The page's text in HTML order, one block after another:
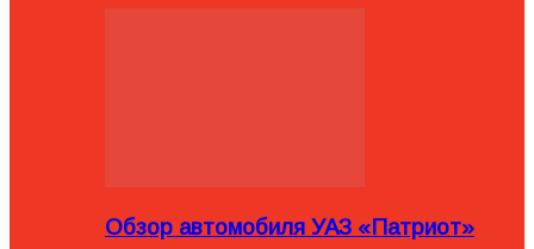
Обзор автомобиля УАЗ «Патриот»